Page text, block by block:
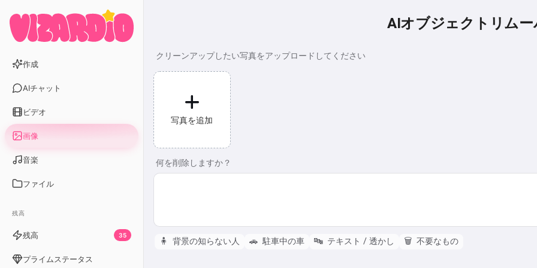
作成
AIチャット
ビデオ
画像
音楽
ファイル
残高
残高 35
プライムステータス
AIオブジェクトリムー
クリーンアップしたい写真をアップロードしてください
写真を追加
何を削除しますか？
🧍 背景の知らない人 🚗 駐車中の車 🔤 テキスト / 透かし 🗑️ 不要なもの